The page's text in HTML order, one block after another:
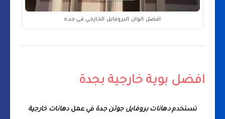
افضل الوان البروفايل الخارجي في جده
افضل بوية خارجية بجدة
تستخدمدهانات بروفايل جوتن جدة في عملدهانات خارجية